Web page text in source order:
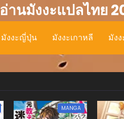
อ่านมังงะแปลไทย
มังงะญี่ปุ่น มังงะเกาหลี มัง
MANGA